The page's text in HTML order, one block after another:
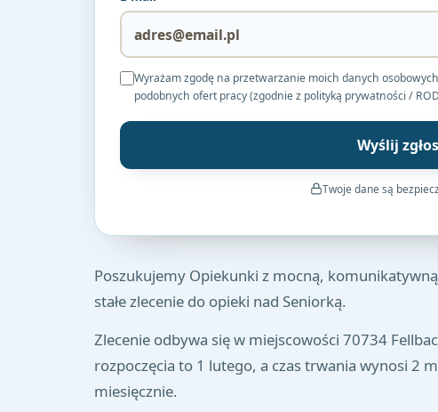
Wyrażam zgodę na przetwarzanie moich danych
podobnych ofert pracy (zgodnie z polityką prywatności /
Wyślij
Twoje dane są
Poszukujemy Opiekunki z mocną,
stałe zlecenie do opieki nad Seniorką.
Zlecenie odbywa się w miejscowości 70734
rozpoczęcia to 1 lutego, a czas trwania wynosi 2
miesięcznie.